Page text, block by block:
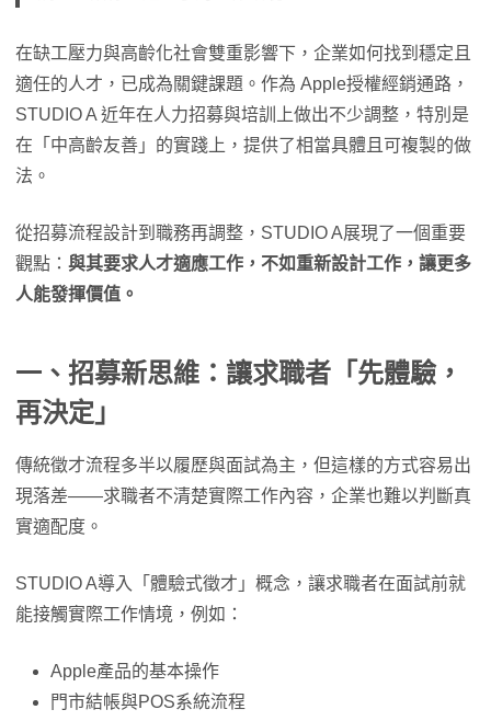
在缺工壓力與高齡化社會雙重影響下，企業如何找到穩定且
適任的人才，已成為關鍵課題。作為 Apple授權經銷通路，
STUDIO A 近年在人力招募與培訓上做出不少調整，特別是
在「中高齡友善」的實踐上，提供了相當具體且可複製的做
法。
從招募流程設計到職務再調整，STUDIO A展現了一個重要
觀點： 與其要求人才適應工作，不如重新設計工作，讓更多
人能發揮價值。
一、招募新思維：讓求職者「先體驗，
再決定」
傳統徵才流程多半以履歷與面試為主，但這樣的方式容易出
現落差——求職者不清楚實際工作內容，企業也難以判斷真
實適配度。
STUDIO A導入「體驗式徵才」概念，讓求職者在面試前就
能接觸實際工作情境，例如：
Apple產品的基本操作
門市結帳與POS系統流程